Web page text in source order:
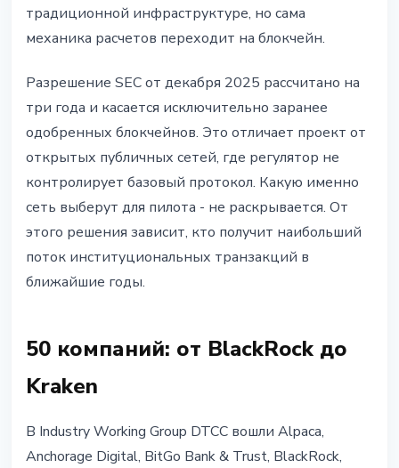
традиционной инфраструктуре, но сама
механика расчетов переходит на блокчейн.
Разрешение SEC от декабря 2025 рассчитано на
три года и касается исключительно заранее
одобренных блокчейнов. Это отличает проект от
открытых публичных сетей, где регулятор не
контролирует базовый протокол. Какую именно
сеть выберут для пилота - не раскрывается. От
этого решения зависит, кто получит наибольший
поток институциональных транзакций в
ближайшие годы.
50 компаний: от BlackRock до
Kraken
В Industry Working Group DTCC вошли Alpaca,
Anchorage Digital, BitGo Bank & Trust, BlackRock,